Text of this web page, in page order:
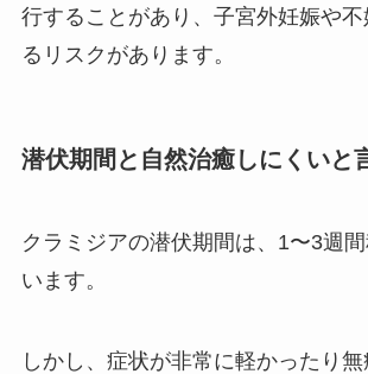
行することがあり、子宮外妊娠や
るリスクがあります。
潜伏期間と自然治癒しにくいと
クラミジアの潜伏期間は、1〜3週
います。
しかし、症状が非常に軽かったり